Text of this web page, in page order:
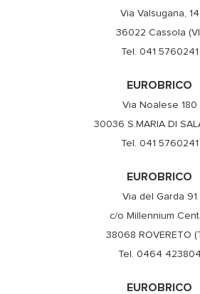
Via Valsugana, 14
36022 Cassola
Tel. 041 5760241
EUROBRICO
Via Noalese 180
30036 S.MARIA DI
Tel. 041 5760241
EUROBRICO
Via del Garda 91
c/o Millennium
38068 ROVERETO
Tel. 0464 423804
EUROBRICO